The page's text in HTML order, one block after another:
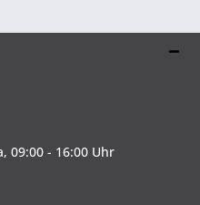
09:00 - 16:00 Uhr